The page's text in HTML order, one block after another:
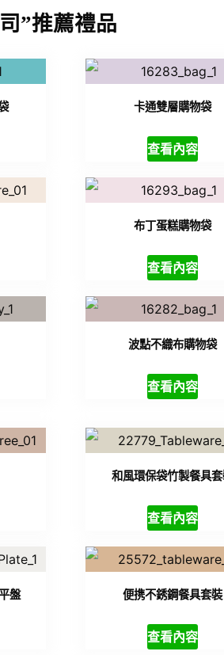
”推薦禮品
卡通雙層購物袋
查看內容
布丁蛋糕購物袋
查看內容
波點不織布購物袋
查看內容
和風環保袋竹製餐具
查看內容
盤 便携不銹鋼餐具套裝
查看內容